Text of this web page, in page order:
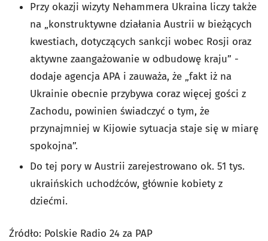
Przy okazji wizyty Nehammera Ukraina liczy także
na „konstruktywne działania Austrii w bieżących
kwestiach, dotyczących sankcji wobec Rosji oraz
aktywne zaangażowanie w odbudowę kraju” -
dodaje agencja APA i zauważa, że „fakt iż na
Ukrainie obecnie przybywa coraz więcej gości z
Zachodu, powinien świadczyć o tym, że
przynajmniej w Kijowie sytuacja staje się w miarę
spokojna”.
Do tej pory w Austrii zarejestrowano ok. 51 tys.
ukraińskich uchodźców, głównie kobiety z
dziećmi.
Źródło: Polskie Radio 24 za PAP